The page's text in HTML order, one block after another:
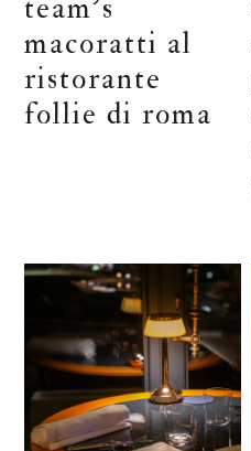
team’s
macoratti al
ristorante
follie di roma